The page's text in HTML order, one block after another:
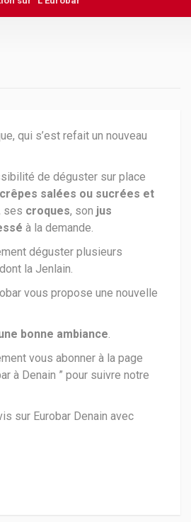
qui s’est refait un nouveau
de déguster sur place
crêpes salées ou sucrées et
ses croques, son jus
à la demande.
déguster plusieurs
la Jenlain.
vous propose une nouvelle
bonne ambiance.
vous abonner à la page
à Denain ” pour suivre notre
sur Eurobar Denain avec